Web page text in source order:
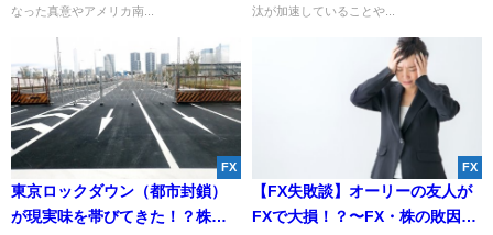
なった真意やアメリカ南...
汰が加速していることや...
FX
東京ロックダウン（都市封鎖）
が現実味を帯びてきた！？株価
FX
【FX失敗談】オーリーの友人が
FXで大損！？〜FX・株の敗因と